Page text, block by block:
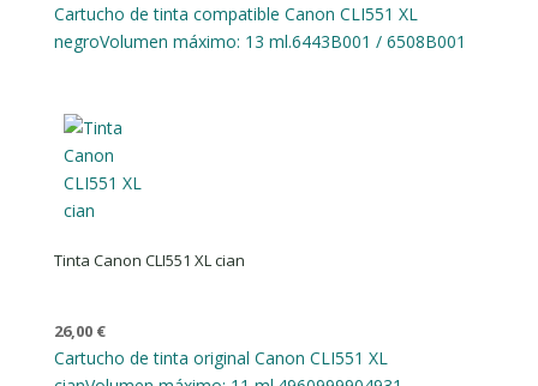
Cartucho de tinta compatible Canon CLI551 XL
negroVolumen máximo: 13 ml.6443B001 / 6508B001
Tinta Canon CLI551 XL cian
26,00 €
Cartucho de tinta original Canon CLI551 XL